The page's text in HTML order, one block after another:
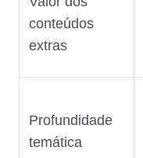
conteúdos
extras
Profundidade
temática